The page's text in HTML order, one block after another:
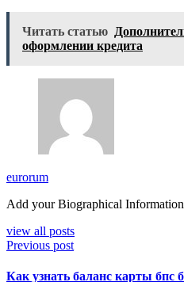
Читать статью
оформлении кредита
eurorum
Add your Biographical
view all posts
Previous post
Как узнать баланс карты бпс